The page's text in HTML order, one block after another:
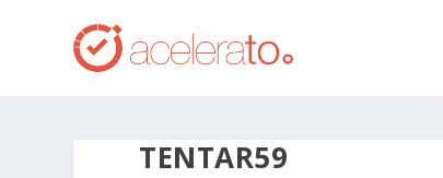
TENTAR59